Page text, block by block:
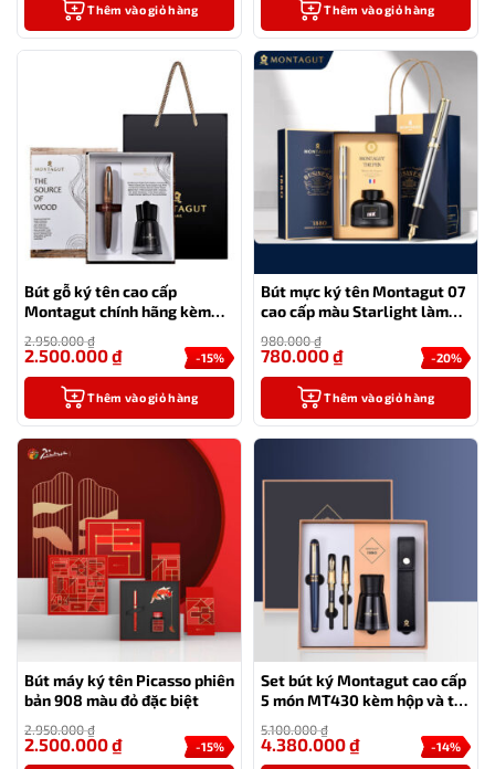
Thêm vào giỏ hàng Thêm vào giỏ hàng
Bút gỗ ký tên cao cấp
Montagut chính hãng kèm
2.950.000₫
-15%
2.500.000₫
Thêm vào giỏ hàng
Bút mực ký tên Montagut 07
cao cấp màu Starlight làm
mực
980.000₫
-20%
780.000₫
Thêm vào giỏ hàng
Bút máy ký tên Picasso phiên
bản 908 màu đỏ đặc biệt
2.950.000₫
-15%
2.500.000₫
Set bút ký Montagut cao cấp
5 món MT430 kèm hộp và túi
5.100.000₫
-14%
4.380.000₫